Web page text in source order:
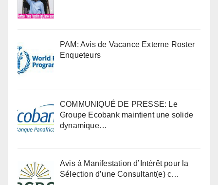
PAM: Avis de Vacance Externe Roster
Enqueteurs
COMMUNIQUÉ DE PRESSE: Le
Groupe Ecobank maintient une solide
dynamique…
Avis à Manifestation d’Intérêt pour la
Sélection d’une Consultant(e) c…